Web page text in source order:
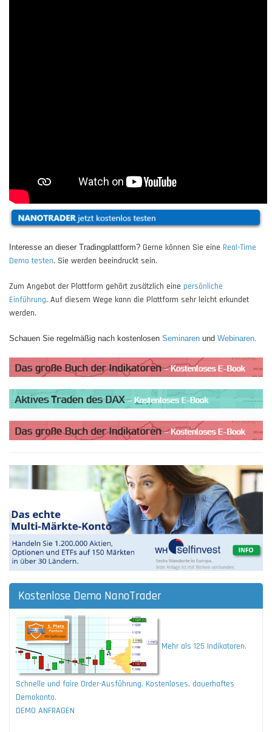
Interesse an dieser Tradingplattform? Gerne können Sie eine Real-Time
Demo testen. Sie werden beeindruckt sein.
Zum Angebot der Plattform gehört zusätzlich eine persönliche
Einführung. Auf diesem Wege kann die Plattform sehr leicht erkundet
werden.
Schauen Sie regelmäßig nach kostenlosen Seminaren und Webinaren.
Kostenlose Demo NanoTrader
Mehr als 125 Indikatoren.
Schnelle und faire Order-Ausführung. Kostenloses, dauerhaftes
Demokonto.
DEMO ANFRAGEN